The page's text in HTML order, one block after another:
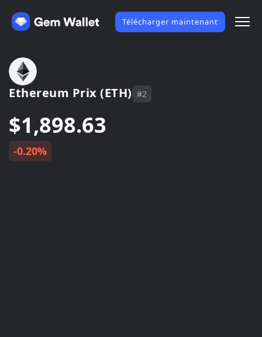
Télécharger maintenant
Ethereum Prix (ETH) #2
$1,898.63
-0.20%